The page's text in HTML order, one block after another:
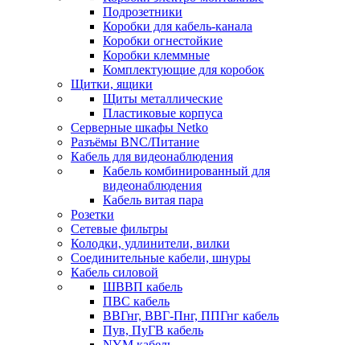
Подрозетники
Коробки для кабель-канала
Коробки огнестойкие
Коробки клеммные
Комплектующие для коробок
Щитки, ящики
Щиты металлические
Пластиковые корпуса
Серверные шкафы Netko
Разъёмы BNC/Питание
Кабель для видеонаблюдения
Кабель комбинированный для
видеонаблюдения
Кабель витая пара
Розетки
Сетевые фильтры
Колодки, удлинители, вилки
Соединительные кабели, шнуры
Кабель силовой
ШВВП кабель
ПВС кабель
ВВГнг, ВВГ-Пнг, ППГнг кабель
Пув, ПуГВ кабель